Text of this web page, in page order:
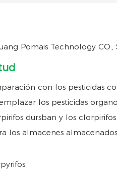
Pomais Technology
con los pesticidas
los pesticidas
dursban y los
los almacenes